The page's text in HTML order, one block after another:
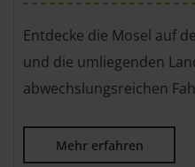
Entdecke die Mosel auf
und die umliegenden
abwechslungsreichen
Mehr erfahren